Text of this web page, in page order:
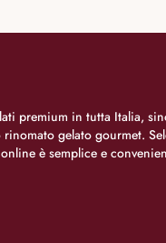
premium in tutta Italia,
gelato gourmet.
è semplice e